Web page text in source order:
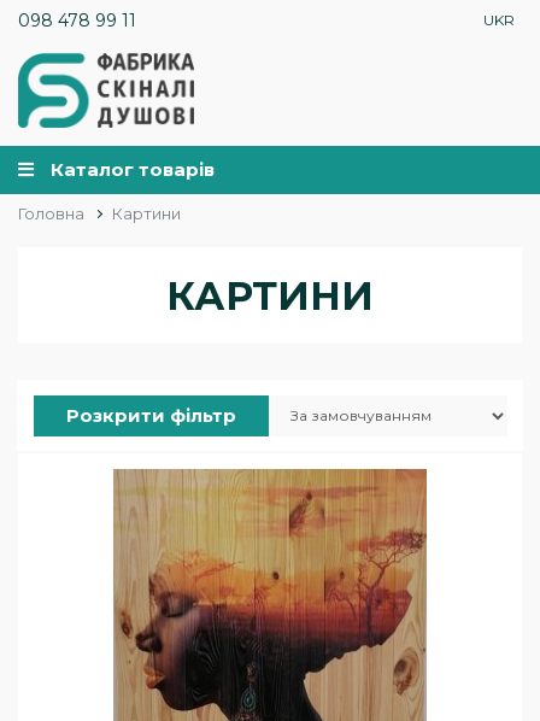
098 478 99 11
Каталог товарів
Головна Картини
КАРТИНИ
Розкрити фільтр